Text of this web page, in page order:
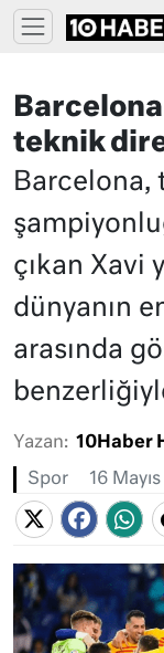
teknik
Barcelona,
çıkan Xavi
dünyanın
arasında
Yazan: 10Haber
Spor 16